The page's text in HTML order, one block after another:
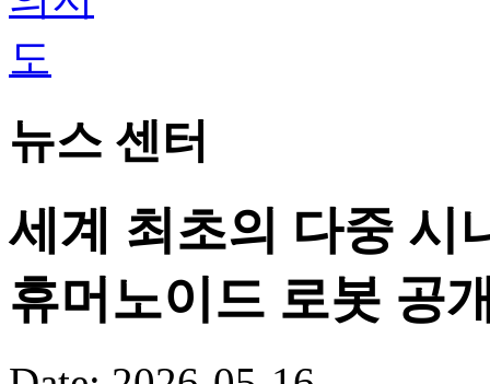
뉴스 센터
세계 최초의 다중 시
휴머노이드 로봇 공